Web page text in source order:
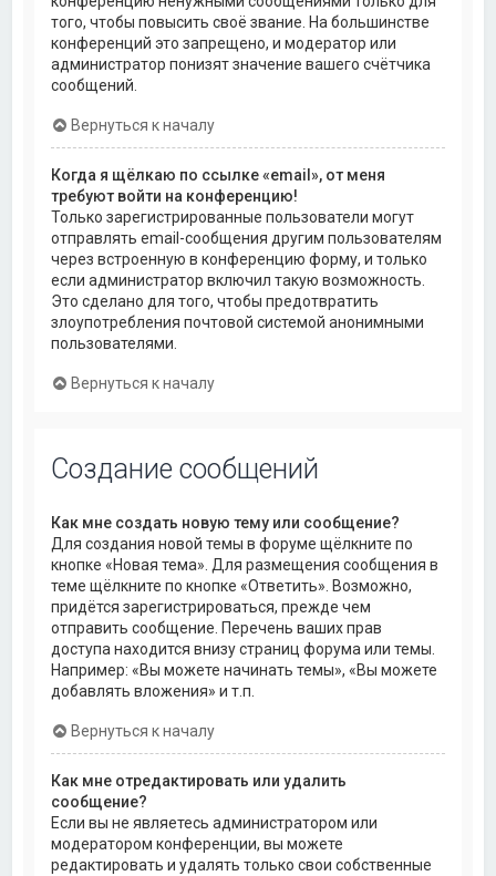
того, чтобы повысить своё звание. На большинстве
конференций это запрещено, и модератор или
администратор понизят значение вашего счётчика
сообщений.
Вернуться к началу
Когда я щёлкаю по ссылке «email», от меня
требуют войти на конференцию!
Только зарегистрированные пользователи могут
отправлять email-сообщения другим пользователям
через встроенную в конференцию форму, и только
если администратор включил такую возможность.
Это сделано для того, чтобы предотвратить
злоупотребления почтовой системой анонимными
пользователями.
Вернуться к началу
Создание сообщений
Как мне создать новую тему или сообщение?
Для создания новой темы в форуме щёлкните по
кнопке «Новая тема». Для размещения сообщения в
теме щёлкните по кнопке «Ответить». Возможно,
придётся зарегистрироваться, прежде чем
отправить сообщение. Перечень ваших прав
доступа находится внизу страниц форума или темы.
Например: «Вы можете начинать темы», «Вы можете
добавлять вложения» и т.п.
Вернуться к началу
Как мне отредактировать или удалить
сообщение?
Если вы не являетесь администратором или
модератором конференции, вы можете
редактировать и удалять только свои собственные